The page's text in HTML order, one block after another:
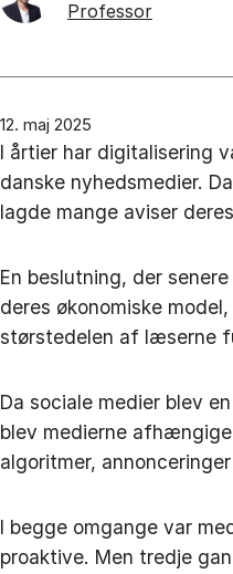
Professor
12. maj 2025
I årtier har digitalisering
danske nyhedsmedier.
lagde mange aviser
En beslutning, der
deres økonomiske
størstedelen af læserne
Da sociale medier blev
blev medierne
algoritmer,
I begge omgange var
proaktive. Men tredje